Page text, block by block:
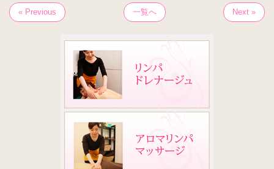
« Previous 一覧へ Next »